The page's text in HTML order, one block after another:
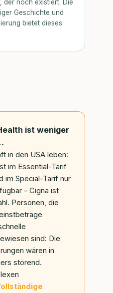
der noch existiert. Die
Geschichte und
bietet dieses
ist weniger
in den USA leben:
im Essential-Tarif
im Special-Tarif nur
– Cigna ist
Personen, die
sind: Die
wären in
störend.